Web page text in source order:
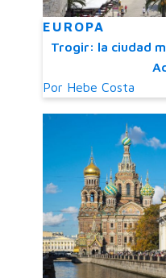
EUROPA
Trogir: la ciudad
Por Hebe Costa